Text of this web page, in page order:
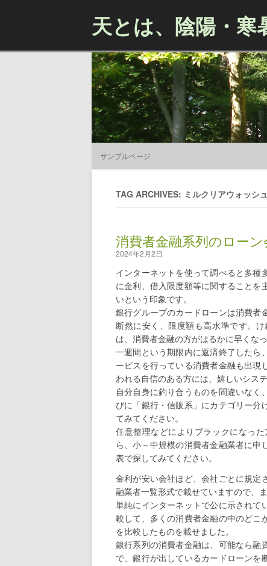
天とは、陰陽・寒
サンプルページ
TAG ARCHIVES: ミルクリアウォッシ
消費者金融系列のロー
2024年2月2日
インターネットを使って調べると多種
に金利、借入限度額等に関することを
いという印象です。
銀行グループのカードローンは消費者
断然に安く、限度額も高水準です。
は、消費者金融の方がはるかに早くなっ
一週間という期限内に返済終了したら
ービスを行っている消費者金融も出現
われる自信のある方には、嬉しいシステ
自分自身に釣り合うものを間違いな
びに「銀行・信販系」にカテゴリー分
てみてください。
任意整理などによりブラックになっ
ら、小～中規模の消費者金融業者に
表で探してみてください。
金利が安い会社ほど、会社ごとに規定
融業者一覧形式で載せていますので、
単純にインターネットで公に示されて
較して、多くの消費者金融の中のどこ
を比較したものを載せました。
銀行系列の消費者金融は、可能なら融
で、銀行が出しているカードローンを